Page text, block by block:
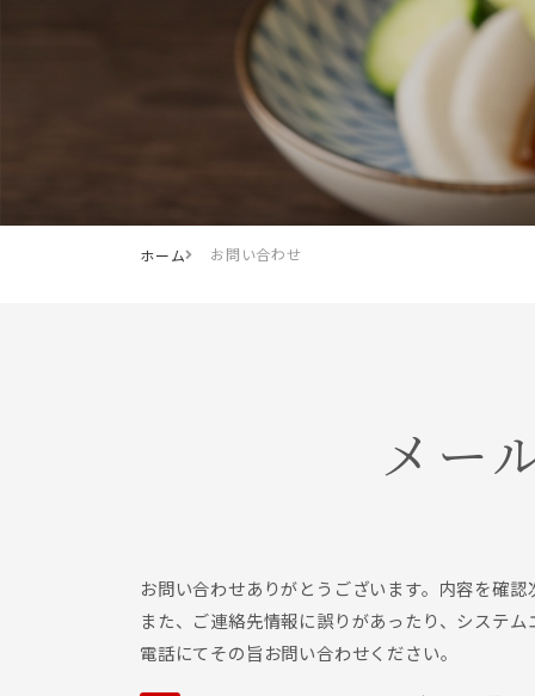
ホーム お問い合わせ
メー
お問い合わせありがとうございます。内容を確
また、ご連絡先情報に誤りがあったり、システ
電話にてその旨お問い合わせください。